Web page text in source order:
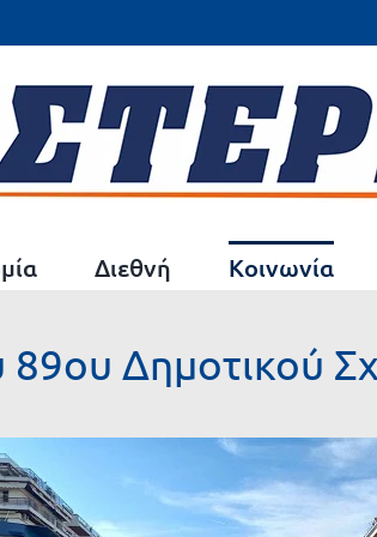
Διεθνή Κοινωνία
89ου Δημοτικού